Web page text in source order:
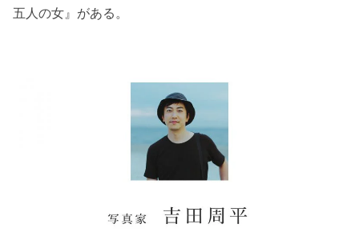
五人の女』がある。